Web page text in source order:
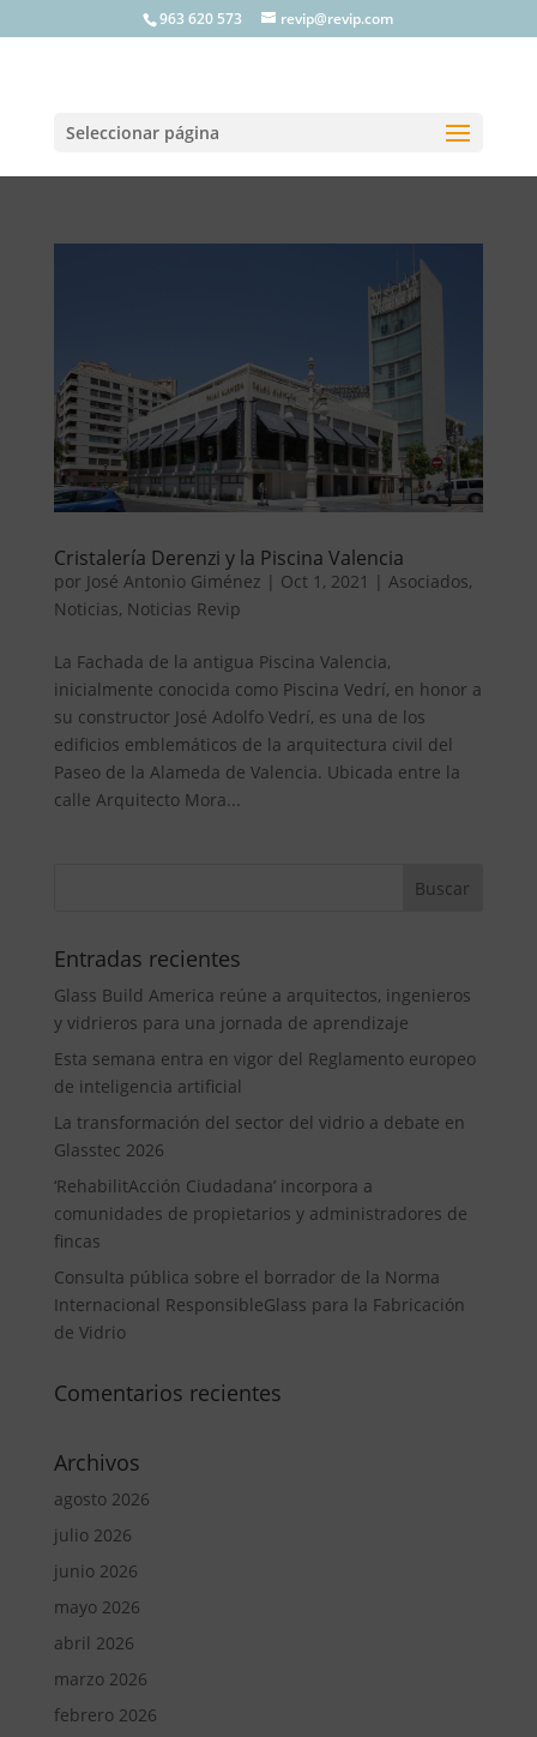
963 620 573 revip@revip.com
Seleccionar página
Cristalería Derenzi y la Piscina Valencia
por José Antonio Giménez | Oct 1, 2021 | Asociados,
Noticias, Noticias Revip
La Fachada de la antigua Piscina Valencia,
inicialmente conocida como Piscina Vedrí, en honor a
su constructor José Adolfo Vedrí, es una de los
edificios emblemáticos de la arquitectura civil del
Paseo de la Alameda de Valencia. Ubicada entre la
calle Arquitecto Mora...
Entradas recientes
Glass Build America reúne a arquitectos, ingenieros
y vidrieros para una jornada de aprendizaje
Esta semana entra en vigor del Reglamento europeo
de inteligencia artificial
La transformación del sector del vidrio a debate en
Glasstec 2026
‘RehabilitAcción Ciudadana’ incorpora a
comunidades de propietarios y administradores de
fincas
Consulta pública sobre el borrador de la Norma
Internacional ResponsibleGlass para la Fabricación
de Vidrio
Comentarios recientes
Archivos
agosto 2026
julio 2026
junio 2026
mayo 2026
abril 2026
marzo 2026
febrero 2026